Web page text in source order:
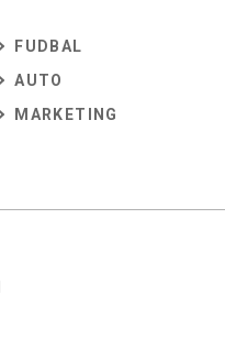
FUDBAL
AUTO
MARKETING